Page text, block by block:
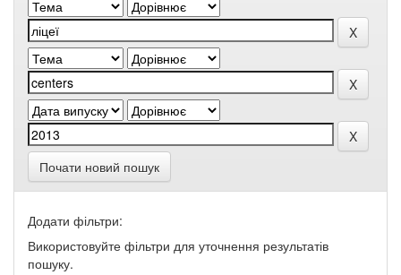
Почати новий пошук
Додати фільтри:
Використовуйте фільтри для уточнення результатів
пошуку.